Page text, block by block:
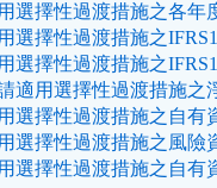
選擇性過渡措施之各年
選擇性過渡措施之
選擇性過渡措施之
適用選擇性過渡措施之
選擇性過渡措施之自有
選擇性過渡措施之風險
選擇性過渡措施之自有